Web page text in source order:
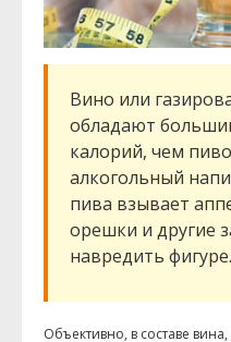
Вино или
обладают
калорий, чем
алкогольный
пива взывает
орешки и другие
навредить фигуре.
Объективно, в составе